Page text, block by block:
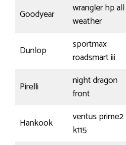
Goodyear
wrangler hp all
weather
Dunlop
sportmax
roadsmart iii
Pirelli
night dragon
front
Hankook
ventus prime2
k115